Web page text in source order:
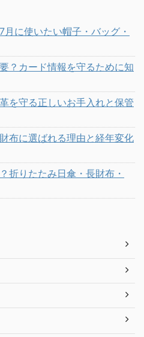
に使いたい帽子・バッグ・
？カード情報を守るために知
を守る正しいお手入れと保管
布に選ばれる理由と経年変化
折りたたみ日傘・長財布・